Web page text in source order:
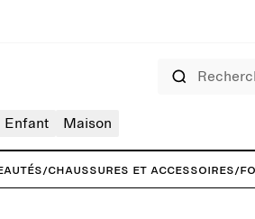
Enfant Maison
/Chaussures et accessoires/